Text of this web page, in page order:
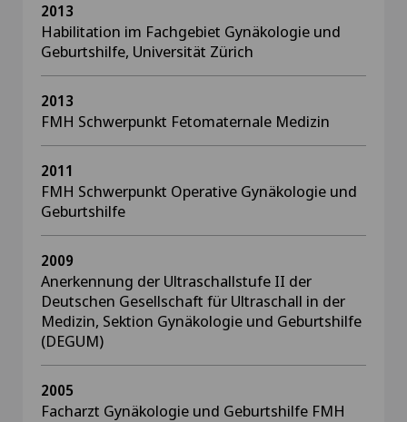
2013
Habilitation im Fachgebiet Gynäkologie und
Geburtshilfe, Universität Zürich
2013
FMH Schwerpunkt Fetomaternale Medizin
2011
FMH Schwerpunkt Operative Gynäkologie und
Geburtshilfe
2009
Anerkennung der Ultraschallstufe II der
Deutschen Gesellschaft für Ultraschall in der
Medizin, Sektion Gynäkologie und Geburtshilfe
(DEGUM)
2005
Facharzt Gynäkologie und Geburtshilfe FMH